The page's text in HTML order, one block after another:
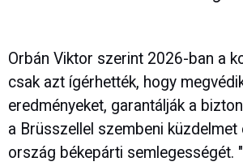
Orbán Viktor szerint 2026-ban a
csak azt ígérhették, hogy
eredményeket, garantálják a
a Brüsszellel szembeni
ország békepárti semlegességét.